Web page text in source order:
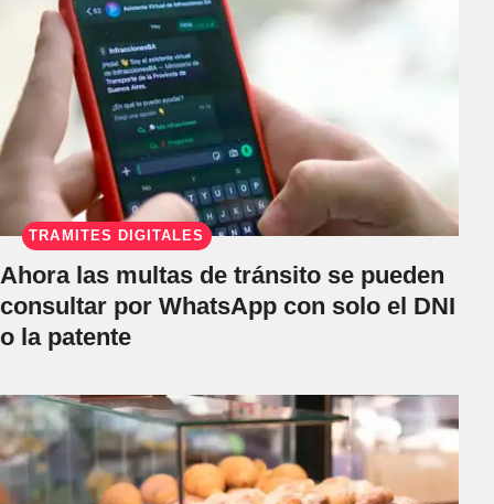
TRÁMITES DIGITALES
Ahora las multas de tránsito se pueden
consultar por WhatsApp con solo el DNI
o la patente